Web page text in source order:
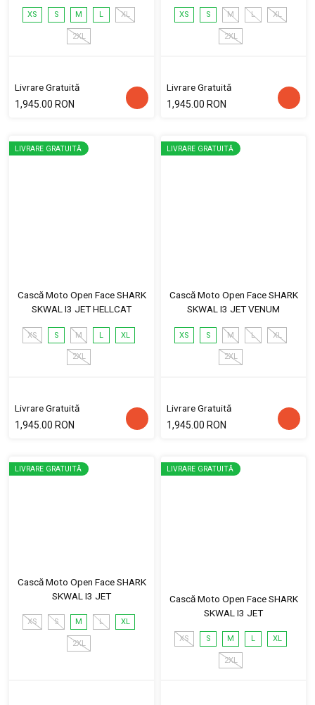
XS S M L XL
2XL
Livrare Gratuită
1,945.00 RON
XS S M L XL
2XL
Livrare Gratuită
1,945.00 RON
LIVRARE GRATUITĂ
Cască Moto Open Face SHARK
SKWAL I3 JET HELLCAT
XS S M L XL
2XL
Livrare Gratuită
1,945.00 RON
LIVRARE GRATUITĂ
Cască Moto Open Face SHARK
SKWAL I3 JET VENUM
XS S M L XL
2XL
Livrare Gratuită
1,945.00 RON
LIVRARE GRATUITĂ
Cască Moto Open Face SHARK
SKWAL I3 JET
XS S M L XL
2XL
LIVRARE GRATUITĂ
Cască Moto Open Face SHARK
SKWAL I3 JET
XS S M L XL
2XL